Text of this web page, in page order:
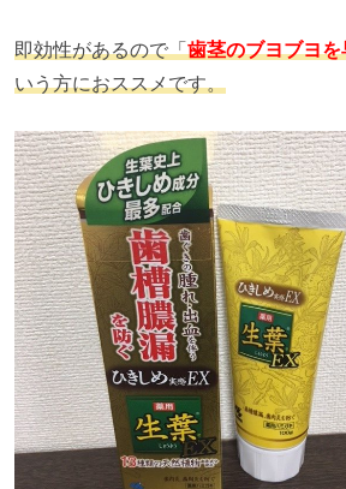
即効性があるので「歯茎のブヨブヨ
いう方におススメです。